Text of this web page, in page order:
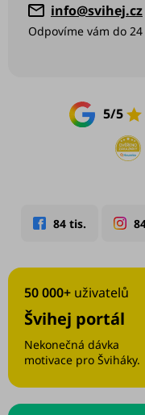
info@svihej.cz
5/5
50 000+ uživatelů
Švihej portál
Nekonečná dávka
motivace pro Šviháky.